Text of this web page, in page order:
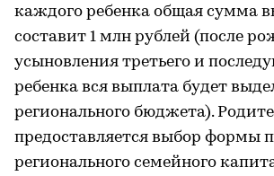
каждого ребенка общая сумма
составит 1 млн рублей (после
усыновления третьего и
ребенка вся выплата будет
регионального бюджета).
предоставляется выбор формы
регионального семейного